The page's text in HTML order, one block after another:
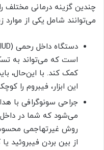
چندین گزینه درمانی مختلف
می‌توانند شامل یکی از موارد
است که می‌تواند به
کمک کند. با این‌حال،
این ابزار، فیبروم را
روش غیرتهاجمی
از بین بردن فیبروئید